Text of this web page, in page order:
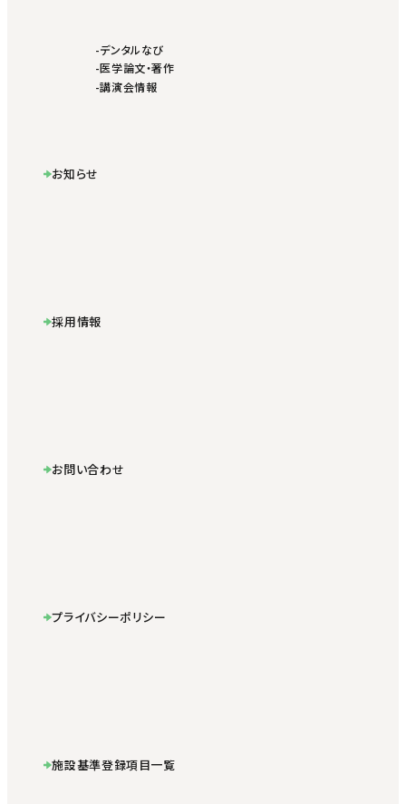
デンタルなび
医学論文・著作
講演会情報
お知らせ
採用情報
お問い合わせ
プライバシーポリシー
施設基準登録項目一覧